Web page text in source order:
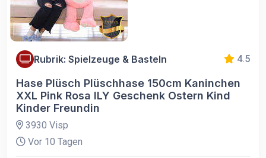
Rubrik: Spielzeuge & Basteln 4.5
Hase Plüsch Plüschhase 150cm Kaninchen
XXL Pink Rosa ILY Geschenk Ostern Kind
Kinder Freundin
3930 Visp
Vor 10 Tagen